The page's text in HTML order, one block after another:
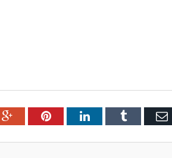
Google+PinterestLinkedInTumblr